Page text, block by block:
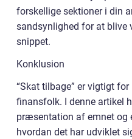
forskellige sektioner i din
sandsynlighed for at
snippet.
Konklusion
“Skat tilbage” er vigtigt
finansfolk. I denne artikel
præsentation af emnet og
hvordan det har udviklet